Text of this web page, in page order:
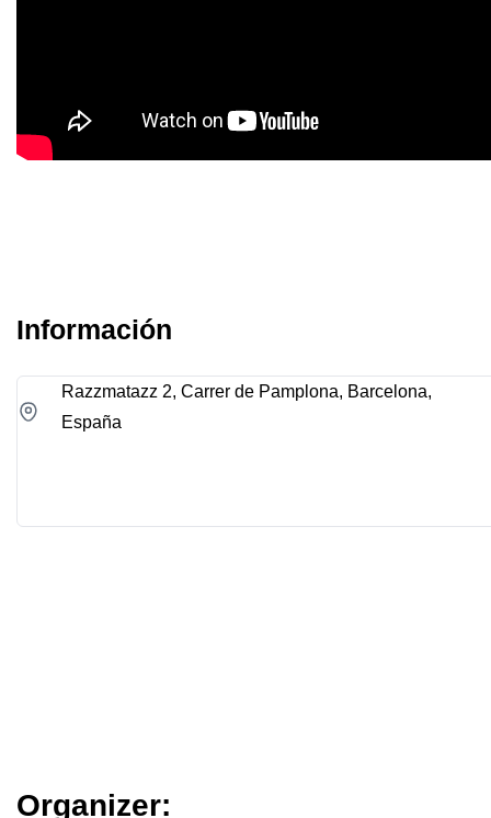
Información
Razzmatazz 2, Carrer de Pamplona, Barcelona,
España
Organizer: